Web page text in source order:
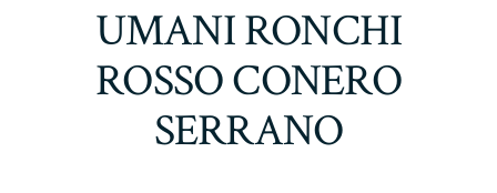
UMANI RONCHI
ROSSO CONERO
SERRANO